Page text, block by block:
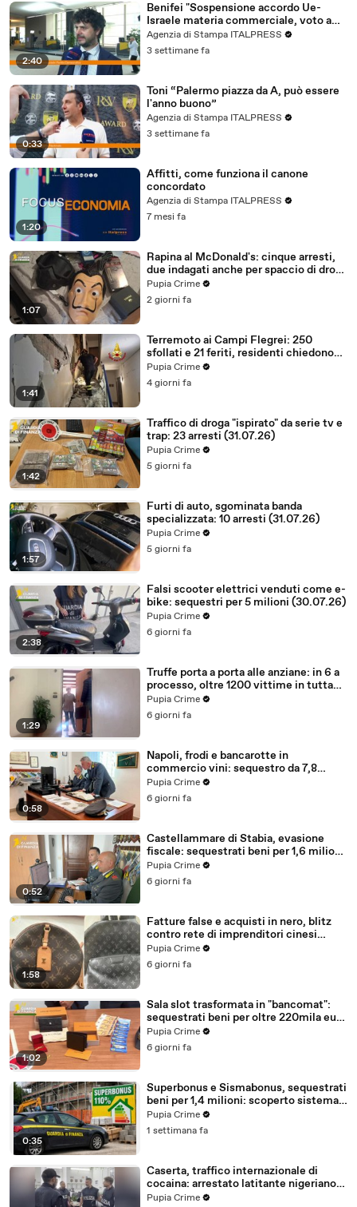
2:40
Benifei "Sospensione accordo Ue-
Israele materia commerciale, voto a
maggioranza"
Agenzia di Stampa ITALPRESS
3 settimane fa
0:33
Toni “Palermo piazza da A, può essere
l'anno buono”
Agenzia di Stampa ITALPRESS
3 settimane fa
1:20
Affitti, come funziona il canone
concordato
Agenzia di Stampa ITALPRESS
7 mesi fa
1:07
Rapina al McDonald's: cinque arresti,
due indagati anche per spaccio di droga
(03.08.26)
Pupia Crime
2 giorni fa
1:41
Terremoto ai Campi Flegrei: 250
sfollati e 21 feriti, residenti chiedono
certezze sul futuro (01.08.26)
Pupia Crime
4 giorni fa
1:42
Traffico di droga "ispirato" da serie tv e
trap: 23 arresti (31.07.26)
Pupia Crime
5 giorni fa
1:57
Furti di auto, sgominata banda
specializzata: 10 arresti (31.07.26)
Pupia Crime
5 giorni fa
2:38
Falsi scooter elettrici venduti come e-
bike: sequestri per 5 milioni (30.07.26)
Pupia Crime
6 giorni fa
1:29
Truffe porta a porta alle anziane: in 6 a
processo, oltre 1200 vittime in tutta
Italia (30.07.26)
Pupia Crime
6 giorni fa
0:58
Napoli, frodi e bancarotte in
commercio vini: sequestro da 7,8
milioni (30.07.26)
Pupia Crime
6 giorni fa
0:52
Castellammare di Stabia, evasione
fiscale: sequestrati beni per 1,6 milioni
ad un consorzio navale (29.07.26)
Pupia Crime
6 giorni fa
1:58
Fatture false e acquisti in nero, blitz
contro rete di imprenditori cinesi
sequestri per 8,5 milioni (29.07.26)
Pupia Crime
6 giorni fa
1:02
Sala slot trasformata in "bancomat":
sequestrati beni per oltre 220mila euro
a due coniugi (29.07.26)
Pupia Crime
6 giorni fa
0:35
Superbonus e Sismabonus, sequestrati
beni per 1,4 milioni: scoperto sistema
con false abitazioni (29.07.26)
Pupia Crime
1 settimana fa
Caserta, traffico internazionale di
cocaina: arrestato latitante nigeriano
ricercato dal 2019 (28.07.26)
Pupia Crime